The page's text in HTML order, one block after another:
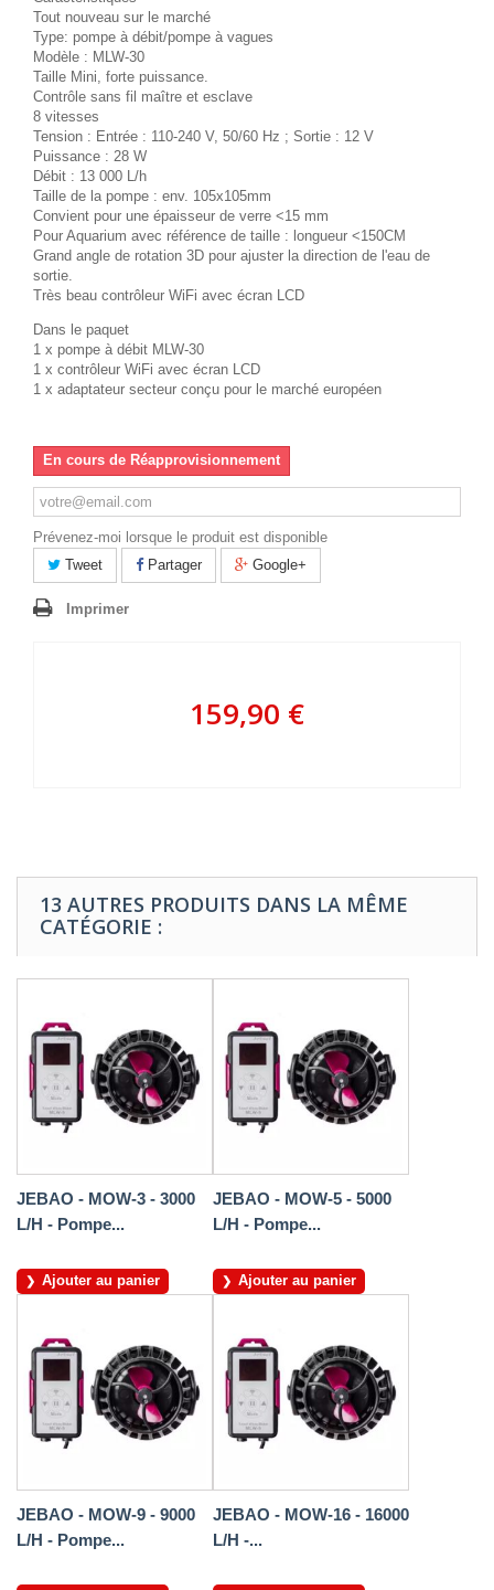
Tout nouveau sur le marché
Type: pompe à débit/pompe à vagues
Modèle : MLW-30
Taille Mini, forte puissance.
Contrôle sans fil maître et esclave
8 vitesses
Tension : Entrée : 110-240 V, 50/60 Hz ; Sortie : 12 V
Puissance : 28 W
Débit : 13 000 L/h
Taille de la pompe : env. 105x105mm
Convient pour une épaisseur de verre <15 mm
Pour Aquarium avec référence de taille : longueur <150CM
Grand angle de rotation 3D pour ajuster la direction de l'eau de
sortie.
Très beau contrôleur WiFi avec écran LCD
Dans le paquet
1 x pompe à débit MLW-30
1 x contrôleur WiFi avec écran LCD
1 x adaptateur secteur conçu pour le marché européen
En cours de Réapprovisionnement
Prévenez-moi lorsque le produit est disponible
Tweet
Partager Google+
Imprimer
159,90 €
13 AUTRES PRODUITS DANS LA MÊME
CATÉGORIE :
JEBAO - MOW-3 - 3000
L/H - Pompe...
Ajouter au panier
JEBAO - MOW-5 - 5000
L/H - Pompe...
Ajouter au panier
JEBAO - MOW-9 - 9000
L/H - Pompe...
JEBAO - MOW-16 - 16000
L/H -...